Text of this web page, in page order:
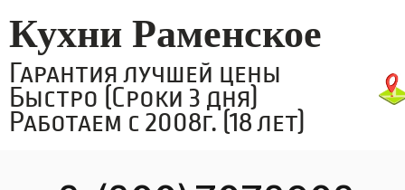
Кухни Раменское
Гарантия лучшей цены
Быстро (Сроки 3 дня)
Работаем с 2008г. (18 лет)